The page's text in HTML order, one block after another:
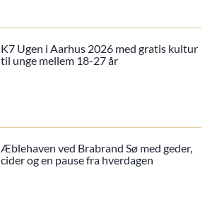
K7 Ugen i Aarhus 2026 med gratis kultur
til unge mellem 18-27 år
Æblehaven ved Brabrand Sø med geder,
cider og en pause fra hverdagen